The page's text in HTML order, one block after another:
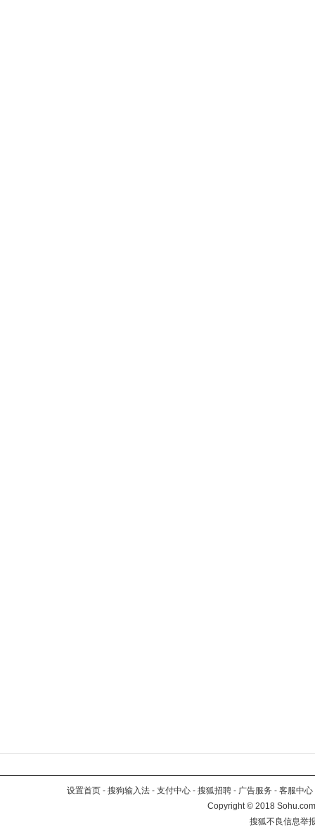
设置首页 - 搜狗输入法 - 支付中心 - 搜狐招聘 - 广告服务 - 客服中心
Copyright©2018
搜狐不良信息举